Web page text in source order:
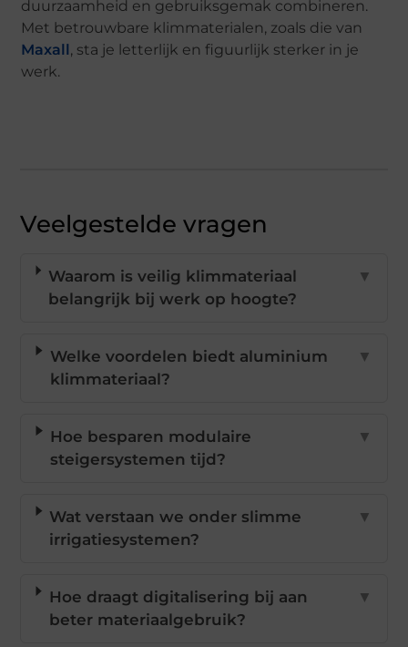
duurzaamheid en gebruiksgemak combineren.
Met betrouwbare klimmaterialen, zoals die van
Maxall, sta je letterlijk en figuurlijk sterker in je
werk.
Veelgestelde vragen
Waarom is veilig klimmateriaal
belangrijk bij werk op hoogte?
▼
Welke voordelen biedt aluminium
klimmateriaal?
▼
Hoe besparen modulaire
steigersystemen tijd?
▼
Wat verstaan we onder slimme
irrigatiesystemen?
▼
Hoe draagt digitalisering bij aan
beter materiaalgebruik?
▼